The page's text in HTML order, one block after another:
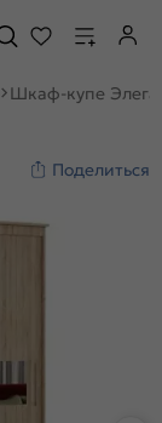
Шкаф-купе
Поделиться